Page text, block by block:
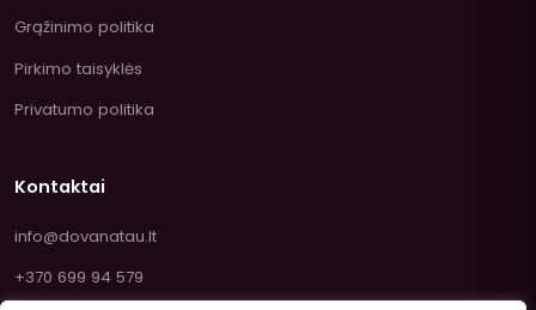
Grąžinimo politika
Pirkimo taisyklės
Privatumo politika
Kontaktai
info@dovanatau.lt
+370 699 94 579